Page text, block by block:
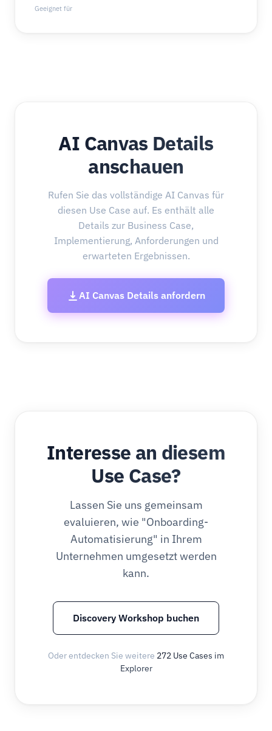
Geeignet für
AI Canvas Details
anschauen
Rufen Sie das vollständige AI Canvas für
diesen Use Case auf. Es enthält alle
Details zur Business Case,
Implementierung, Anforderungen und
erwarteten Ergebnissen.
AI Canvas Details anfordern
Interesse an diesem
Use Case?
Lassen Sie uns gemeinsam
evaluieren, wie "Onboarding-
Automatisierung" in Ihrem
Unternehmen umgesetzt werden
kann.
Discovery Workshop buchen
Oder entdecken Sie weitere 272 Use Cases im
Explorer